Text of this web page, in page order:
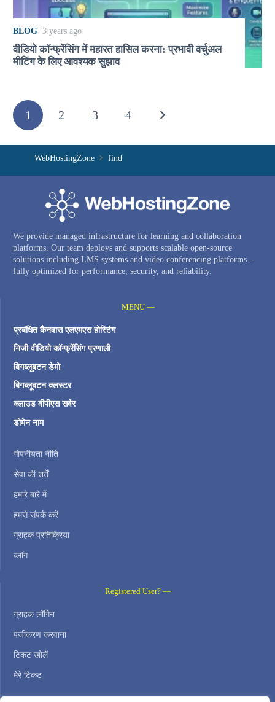
BLOG 3 years ago
वीडियो कॉन्फ्रेंसिंग में महारत हासिल करना: प्रभावी वर्चुअल
मीटिंग के लिए आवश्यक सुझाव
1 2 3 4
WebHostingZone find
We provide managed infrastructure for learning and collaboration
platforms. Our team deploys and supports scalable open-source
solutions including LMS systems and video conferencing platforms –
fully optimized for performance, security, and reliability.
MENU —
प्रबंधित कैनवास एलएमएस होस्टिंग
निजी वीडियो कॉन्फ्रेंसिंग प्रणाली
बिगब्लूबटन डेमो
बिगब्लूबटन क्लस्टर
क्लाउड वीपीएस सर्वर
डोमेन नाम
गोपनीयता नीति
सेवा की शर्तें
हमारे बारे में
हमसे संपर्क करें
ग्राहक प्रतिक्रिया
ब्लॉग
Registered User? —
ग्राहक लॉगिन
पंजीकरण करवाना
टिकट खोलें
मेरे टिकट